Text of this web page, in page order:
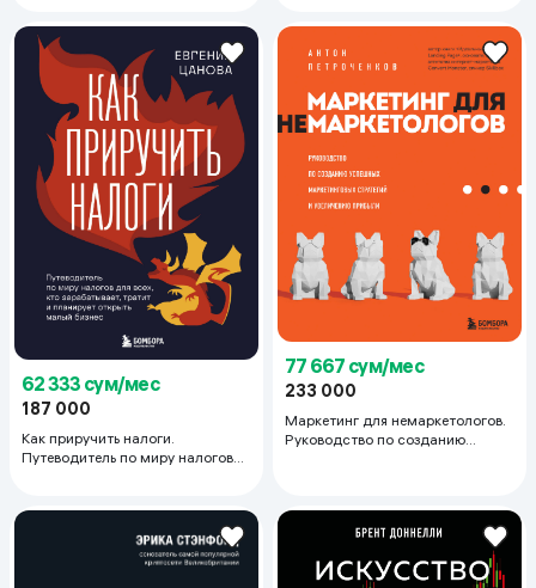
62 333 сум/мес
187 000
Как приручить налоги.
Путеводитель по миру налогов
малый бизнес
77 667 сум/мес
233 000
Маркетинг для немаркетологов.
Руководство по созданию